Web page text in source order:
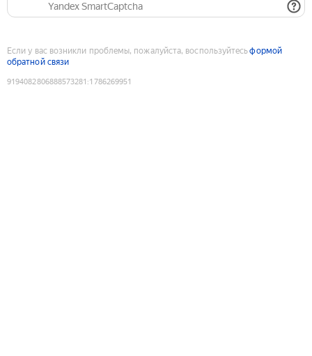
Yandex SmartCaptcha
Если у вас возникли проблемы, пожалуйста, воспользуйтесьформой
обратной связи
9194082806888573281 :1786269951